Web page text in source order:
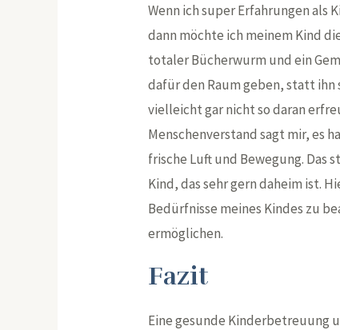
Wenn ich super Erfahrungen als
dann möchte ich meinem Kind
totaler Bücherwurm und ein
dafür den Raum geben, statt ihn
vielleicht gar nicht so daran
Menschenverstand sagt mir, es
frische Luft und Bewegung. Das
Kind, das sehr gern daheim ist.
Bedürfnisse meines Kindes zu
ermöglichen.
Fazit
Eine gesunde Kinderbetreuung